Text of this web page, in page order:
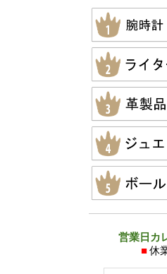
営業日カ
■ 休